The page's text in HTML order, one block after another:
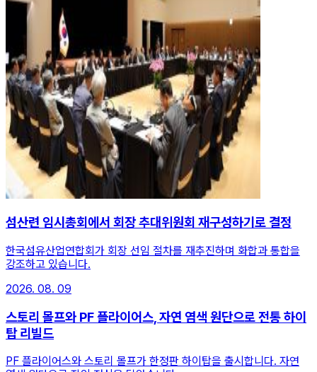
섬산련 임시총회에서 회장 추대위원회 재구성하기로 결정
한국섬유산업연합회가 회장 선임 절차를 재추진하며 화합과 통합을
강조하고 있습니다.
2026. 08. 09
스토리 몰프와 PF 플라이어스, 자연 염색 원단으로 전통 하이
탑 리빌드
PF 플라이어스와 스토리 몰프가 한정판 하이탑을 출시합니다. 자연